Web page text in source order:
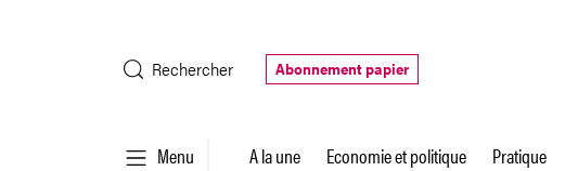
Rechercher
Abonnement papier
Menu A la une Economie et politique Pratique